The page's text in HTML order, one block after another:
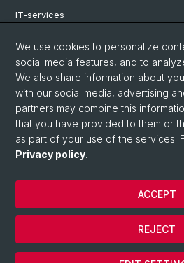
IT-services
Online-services
Search for people
Job offers
Events
eikones - Center for the Theory and
© University of Basel
We use cookies to personalize
social media features, and to
We also share information about
with our social media, advertising
partners may combine this
that you have provided to them or
as part of your use of the services.
Privacy policy.
REJECT
ACCEPT